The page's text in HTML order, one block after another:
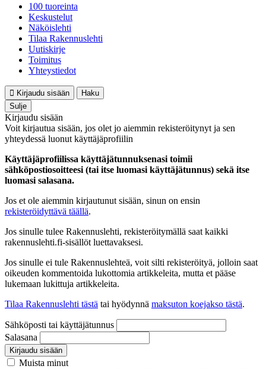
100 tuoreinta
Keskustelut
Näköislehti
Tilaa Rakennuslehti
Uutiskirje
Toimitus
Yhteystiedot
Kirjaudu sisään
Haku
Sulje
Kirjaudu sisään
Voit kirjautua sisään, jos olet jo aiemmin rekisteröitynyt ja sen
yhteydessä luonut käyttäjäprofiilin
Käyttäjäprofiilissa käyttäjätunnuksenasi toimii
sähköpostiosoitteesi (tai itse luomasi käyttäjätunnus) sekä itse
luomasi salasana.
Jos et ole aiemmin kirjautunut sisään, sinun on ensin
rekisteröidyttävä täällä.
Jos sinulle tulee Rakennuslehti, rekisteröitymällä saat kaikki
rakennuslehti.fi-sisällöt luettavaksesi.
Jos sinulle ei tule Rakennuslehteä, voit silti rekisteröityä, jolloin saat
oikeuden kommentoida lukottomia artikkeleita, mutta et pääse
lukemaan lukittuja artikkeleita.
Tilaa Rakennuslehti tästä tai hyödynnä maksuton koejakso tästä.
Sähköposti tai käyttäjätunnus
Salasana
Kirjaudu sisään
Muista minut